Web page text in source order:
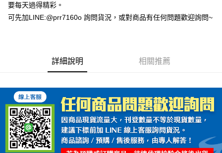
要每天過得精彩。
可先加LINE:@prr7160o 詢問貨況，或對商品有任何問題歡迎詢問~
詳細說明 相關推薦